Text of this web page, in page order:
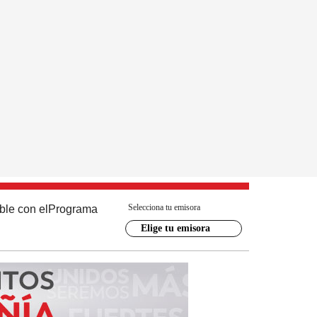
con el Programa Selecciona tu emisora
Elige tu emisora